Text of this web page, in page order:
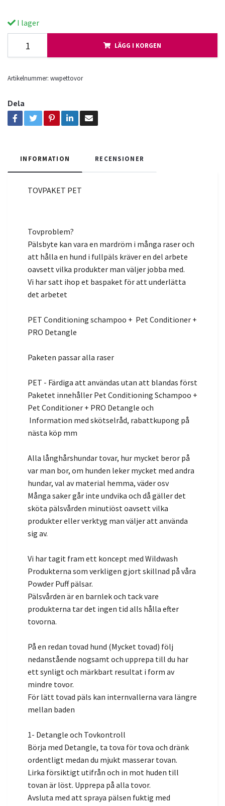
I lager
LÄGG I KORGEN
Artikelnummer: wwpettovor
Dela
INFORMATION RECENSIONER
TOVPAKET PET
Tovproblem?
Pälsbyte kan vara en mardröm i många raser och
att hålla en hund i fullpäls kräver en del arbete
oavsett vilka produkter man väljer jobba med.
Vi har satt ihop et baspaket för att underlätta
det arbetet
PET Conditioning schampoo + Pet Conditioner +
PRO Detangle
Paketen passar alla raser
PET - Färdiga att användas utan att blandas först
Paketet innehåller Pet Conditioning Schampoo +
Pet Conditioner + PRO Detangle och
Information med skötselråd, rabattkupong på
nästa köp mm
Alla långhårshundar tovar, hur mycket beror på
var man bor, om hunden leker mycket med andra
hundar, val av material hemma, väder osv
Många saker går inte undvika och då gäller det
sköta pälsvården minutiöst oavsett vilka
produkter eller verktyg man väljer att använda
sig av.
Vi har tagit fram ett koncept med Wildwash
Produkterna som verkligen gjort skillnad på våra
Powder Puff pälsar.
Pälsvården är en barnlek och tack vare
produkterna tar det ingen tid alls hålla efter
tovorna.
På en redan tovad hund (Mycket tovad) följ
nedanstående nogsamt och upprepa till du har
ett synligt och märkbart resultat i form av
mindre tovor.
För lätt tovad päls kan internvallerna vara längre
mellan baden
1- Detangle och Tovkontroll
Börja med Detangle, ta tova för tova och dränk
ordentligt medan du mjukt masserar tovan.
Lirka försiktigt utifrån och in mot huden till
tovan är löst. Upprepa på alla tovor.
Avsluta med att spraya pälsen fuktig med